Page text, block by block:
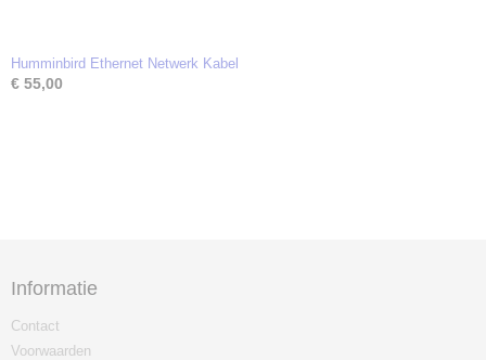
Humminbird Ethernet Netwerk Kabel
€ 55,00
Informatie
Contact
Voorwaarden